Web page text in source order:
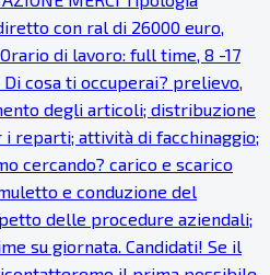
con ral di 26000 euro,
di lavoro: full time, 8 -17
cosa ti occuperai? prelievo,
degli articoli; distribuzione
reparti; attività di facchinaggio;
cercando? carico e scarico
e conduzione del
delle procedure aziendali;
su giornata. Candidati! Se il